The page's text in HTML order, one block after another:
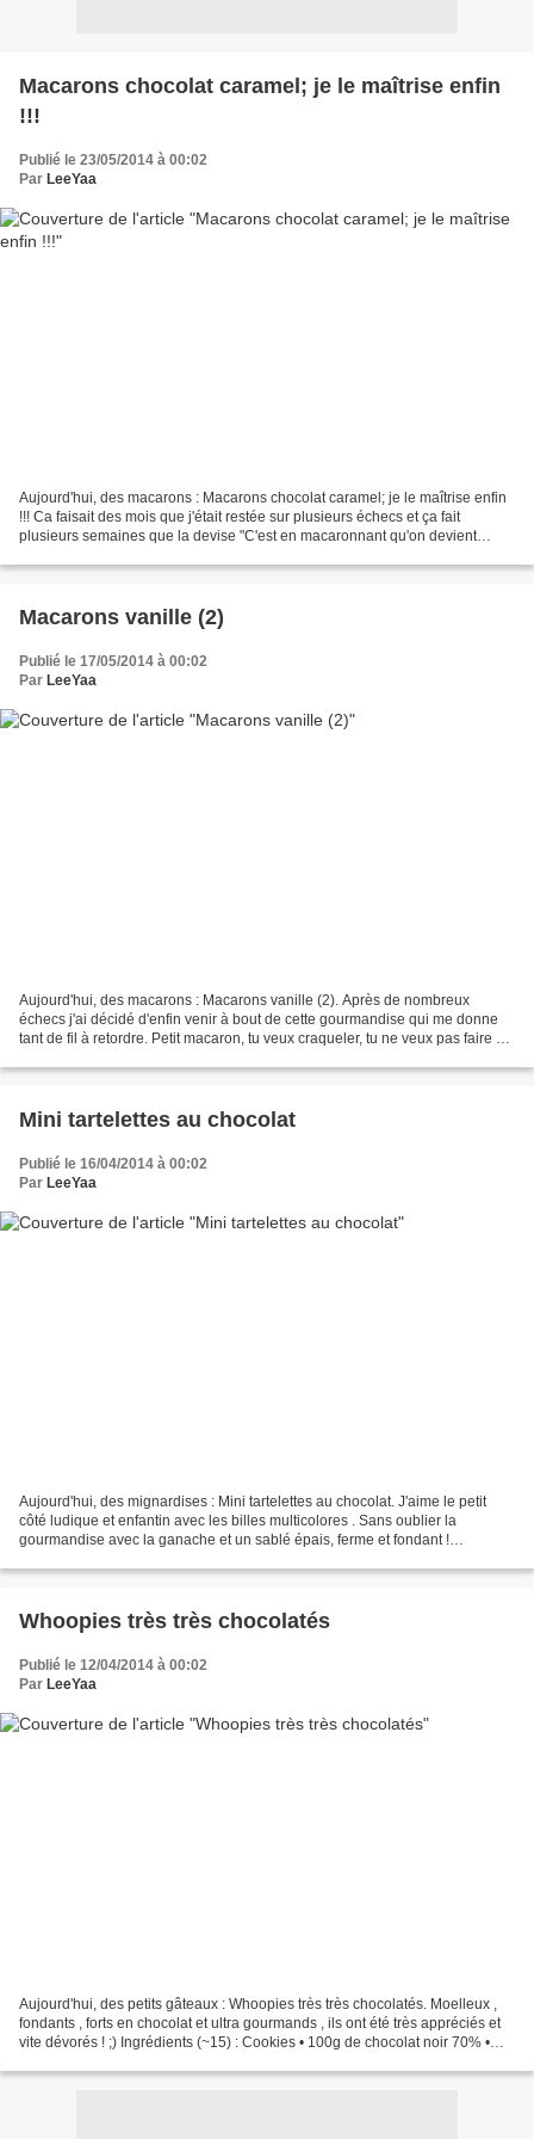
Macarons chocolat caramel; je le maîtrise enfin
!!!
Publié le 23/05/2014 à 00:02
Par LeeYaa
Aujourd'hui, des macarons : Macarons chocolat caramel; je le maîtrise enfin
!!! Ca faisait des mois que j'était restée sur plusieurs échecs et ça fait
plusieurs semaines que la devise "C'est en macaronnant qu'on devient
Macarons vanille (2)
Publié le 17/05/2014 à 00:02
Par LeeYaa
Aujourd'hui, des macarons : Macarons vanille (2). Après de nombreux
échecs j'ai décidé d'enfin venir à bout de cette gourmandise qui me donne
tant de fil à retordre. Petit macaron, tu veux craqueler, tu ne veux pas faire de
Mini tartelettes au chocolat
Publié le 16/04/2014 à 00:02
Par LeeYaa
Aujourd'hui, des mignardises : Mini tartelettes au chocolat. J'aime le petit
côté ludique et enfantin avec les billes multicolores . Sans oublier la
gourmandise avec la ganache et un sablé épais, ferme et fondant !
Whoopies très très chocolatés
Publié le 12/04/2014 à 00:02
Par LeeYaa
Aujourd'hui, des petits gâteaux : Whoopies très très chocolatés. Moelleux ,
fondants , forts en chocolat et ultra gourmands , ils ont été très appréciés et
vite dévorés ! ;) Ingrédients (~15) : Cookies • 100g de chocolat noir 70% •